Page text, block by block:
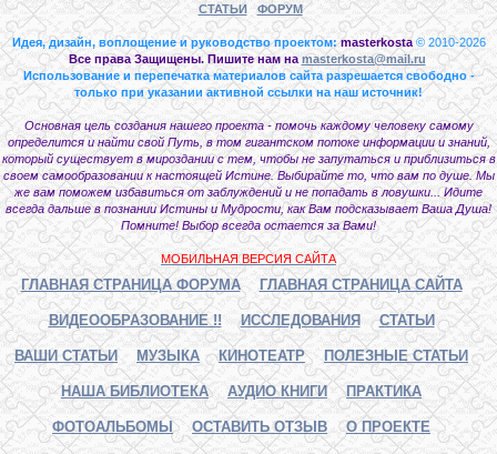
СТАТЬИ
ФОРУМ
Идея, дизайн, воплощение и руководство проектом: masterkosta © 2010-2026
Все права Защищены. Пишите нам на masterkosta@mail.ru
Использование и перепечатка материалов сайта разрешается свободно -
только при указании активной ссылки на наш источник!
Основная цель создания нашего проекта - помочь каждому человеку самому
определится и найти свой Путь, в том гигантском потоке информации и знаний,
который существует в мироздании с тем, чтобы не запутаться и приблизиться в
своем самообразовании к настоящей Истине. Выбирайте то, что вам по душе. Мы
же вам поможем избавиться от заблуждений и не попадать в ловушки... Идите
всегда дальше в познании Истины и Мудрости, как Вам подсказывает Ваша Душа!
Помните! Выбор всегда остается за Вами!
МОБИЛЬНАЯ ВЕРСИЯ САЙТА
ГЛАВНАЯ СТРАНИЦА ФОРУМА ГЛАВНАЯ СТРАНИЦА САЙТА
ВИДЕООБРАЗОВАНИЕ !! ИССЛЕДОВАНИЯ СТАТЬИ
ВАШИ СТАТЬИ МУЗЫКА КИНОТЕАТР ПОЛЕЗНЫЕ СТАТЬИ
НАША БИБЛИОТЕКА АУДИО КНИГИ ПРАКТИКА
ФОТОАЛЬБОМЫ ОСТАВИТЬ ОТЗЫВ О ПРОЕКТЕ